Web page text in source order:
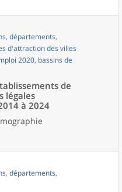
départements,
d'attraction des villes
2020, bassins de
de
légales
à 2024
départements,